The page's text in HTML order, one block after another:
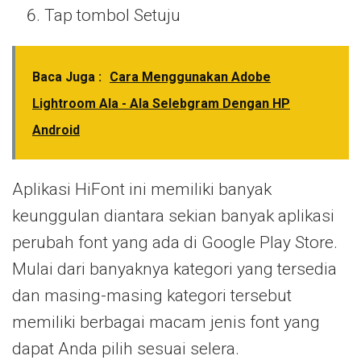
Tap tombol Setuju
Baca Juga : Cara Menggunakan Adobe
Lightroom Ala - Ala Selebgram Dengan HP
Android
Aplikasi HiFont ini memiliki banyak
keunggulan diantara sekian banyak aplikasi
perubah font yang ada di Google Play Store.
Mulai dari banyaknya kategori yang tersedia
dan masing-masing kategori tersebut
memiliki berbagai macam jenis font yang
dapat Anda pilih sesuai selera.